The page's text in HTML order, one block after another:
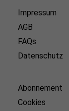
Impressum
AGB
FAQs
Datenschutz
Abonnement
Cookies